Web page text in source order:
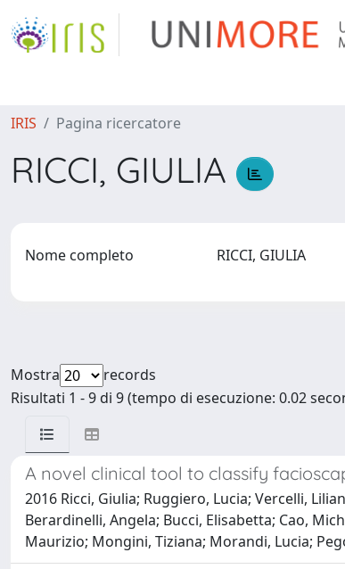
IRIS Pagina ricercatore
RICCI, GIULIA
Nome completo RICCI, GIULIA
Mostra
records
Risultati 1 - 9 di 9 (tempo di esecuzione: 0.02
A novel clinical tool to classify
2016 Ricci, Giulia; Ruggiero, Lucia; Vercelli,
Berardinelli, Angela; Bucci, Elisabetta; Cao,
Maurizio; Mongini, Tiziana; Morandi, Lucia;